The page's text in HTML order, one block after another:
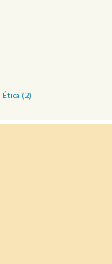
Ética (2)